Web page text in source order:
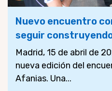
Nuevo encuentro
seguir
Madrid, 15 de abril de
nueva edición del
Afanias. Una...